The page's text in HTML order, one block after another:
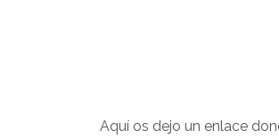
Aquí os dejo un enlace